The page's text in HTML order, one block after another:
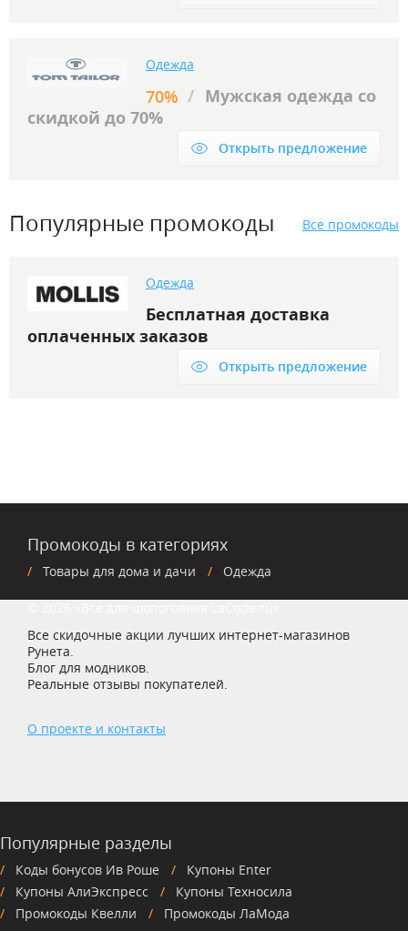
Одежда
70% / Мужская одежда со
скидкой до 70%
Открыть предложение
Популярные промокоды Все промокоды
Одежда
Бесплатная доставка
оплаченных заказов
Открыть предложение
Промокоды в категориях
Товары для дома и дачи Одежда
Все скидочные акции лучших интернет-магазинов
Рунета.
Блог для модников.
Реальные отзывы покупателей.
О проекте и контакты
Популярные разделы
Коды бонусов Ив Роше
Купоны Enter
Купоны АлиЭкспресс
Купоны Техносила
Промокоды Квелли
Промокоды ЛаМода